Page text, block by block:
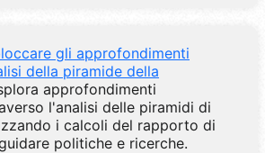
gli approfondimenti
della piramide della
approfondimenti
l'analisi delle piramidi di
i calcoli del rapporto di
politiche e ricerche.